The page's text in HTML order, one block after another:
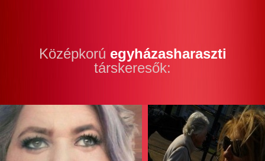
Középkorú egyházasharaszti
társkeresők: